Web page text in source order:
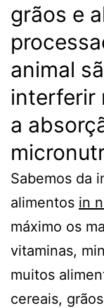
grãos e
animal
interferir
a
Sabemos da
alimentos in
máximo os
vitaminas,
muitos
cereais,